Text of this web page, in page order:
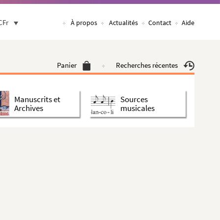
À propos Actualités Contact Aide
Panier Recherches récentes
Manuscrits et
Archives
Sources
musicales